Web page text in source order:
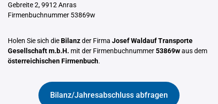
Gebreite 2, 9912 Anras
Firmenbuchnummer 53869w
Holen Sie sich dieBilanzder Firma Josef Waldauf Transporte
Gesellschaft m.b.H. mit der Firmenbuchnummer53869waus dem
österreichischen Firmenbuch.
Bilanz/Jahresabschluss abfragen